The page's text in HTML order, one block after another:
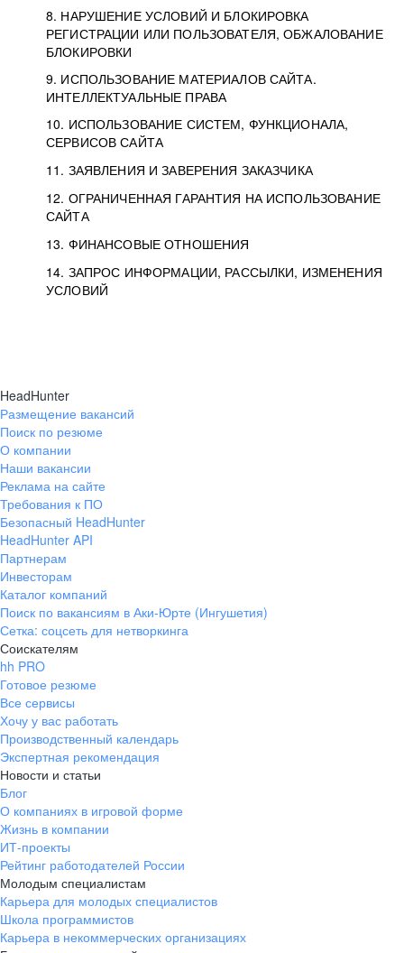
8. НАРУШЕНИЕ УСЛОВИЙ И БЛОКИРОВКА
РЕГИСТРАЦИИ ИЛИ ПОЛЬЗОВАТЕЛЯ, ОБЖАЛОВАНИЕ
БЛОКИРОВКИ
9. ИСПОЛЬЗОВАНИЕ МАТЕРИАЛОВ САЙТА.
ИНТЕЛЛЕКТУАЛЬНЫЕ ПРАВА
10. ИСПОЛЬЗОВАНИЕ СИСТЕМ, ФУНКЦИОНАЛА,
СЕРВИСОВ САЙТА
11. ЗАЯВЛЕНИЯ И ЗАВЕРЕНИЯ ЗАКАЗЧИКА
12. ОГРАНИЧЕННАЯ ГАРАНТИЯ НА ИСПОЛЬЗОВАНИЕ
САЙТА
13. ФИНАНСОВЫЕ ОТНОШЕНИЯ
14. ЗАПРОС ИНФОРМАЦИИ, РАССЫЛКИ, ИЗМЕНЕНИЯ
УСЛОВИЙ
HeadHunter
Размещение вакансий
Поиск по резюме
О компании
Наши вакансии
Реклама на сайте
Требования к ПО
Безопасный HeadHunter
HeadHunter API
Партнерам
Инвесторам
Каталог компаний
Поиск по вакансиям в Аки-Юрте (Ингушетия)
Сетка: соцсеть для нетворкинга
Соискателям
hh PRO
Готовое резюме
Все сервисы
Хочу у вас работать
Производственный календарь
Экспертная рекомендация
Новости и статьи
Блог
О компаниях в игровой форме
Жизнь в компании
ИТ-проекты
Рейтинг работодателей России
Молодым специалистам
Карьера для молодых специалистов
Школа программистов
Карьера в некоммерческих организациях